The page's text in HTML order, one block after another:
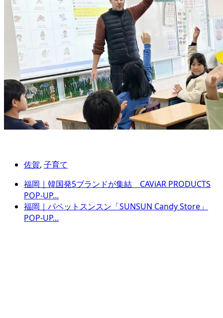
佐賀, 子育て
福岡｜韓国発5ブランドが集結 CAViAR PRODUCTS
POP-UP...
福岡｜パペットスンスン「SUNSUN Candy Store」
POP-UP...